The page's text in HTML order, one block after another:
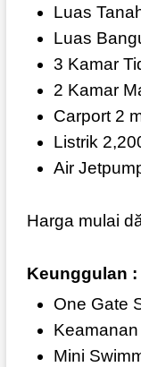
Luas
Luas
3 Kamar
2 Kamar
Carport 2
Listrik
Air
Harga mulai
Keunggulan :
One Gate
Mini